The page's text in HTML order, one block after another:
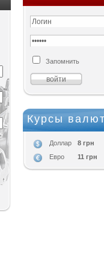
Запомнить
Курсы
Доллар
8 грн
Евро
11 грн